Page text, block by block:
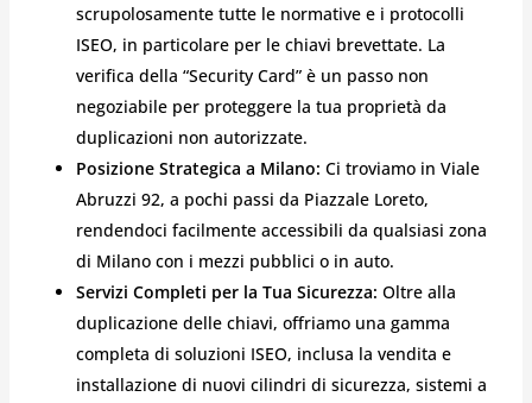
scrupolosamente tutte le normative e i protocolli
ISEO, in particolare per le chiavi brevettate. La
verifica della “Security Card” è un passo non
negoziabile per proteggere la tua proprietà da
duplicazioni non autorizzate.
Posizione Strategica a Milano: Ci troviamo in Viale
Abruzzi 92, a pochi passi da Piazzale Loreto,
rendendoci facilmente accessibili da qualsiasi zona
di Milano con i mezzi pubblici o in auto.
Servizi Completi per la Tua Sicurezza: Oltre alla
duplicazione delle chiavi, offriamo una gamma
completa di soluzioni ISEO, inclusa la vendita e
installazione di nuovi cilindri di sicurezza, sistemi a